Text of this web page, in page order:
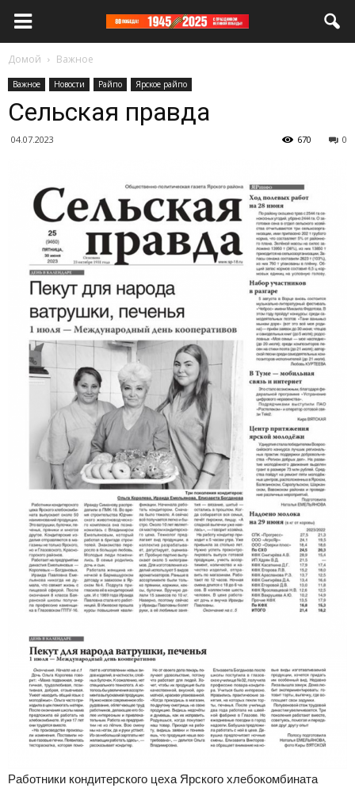
Домой Важное
Важное Новости Райпо Ярское райпо
Сельская правда
04.07.2023 0
670
Работники кондитерского цеха Ярского хлебокомбината